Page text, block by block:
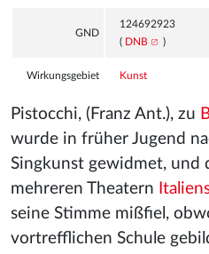
GND
124692923
( DNB )
Wirkungsgebiet Kunst
Pistocchi, (Franz Ant.), zu
wurde in früher Jugend
Singkunst gewidmet, und
mehreren Theatern
seine Stimme mißfiel,
vortrefflichen Schule